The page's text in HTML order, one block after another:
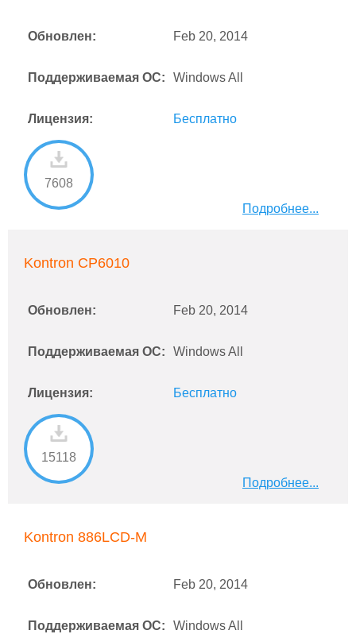
Обновлен: Feb 20, 2014
Поддерживаемая ОС: Windows All
Лицензия: Бесплатно
7608
Подробнее...
Kontron CP6010
Обновлен: Feb 20, 2014
Поддерживаемая ОС: Windows All
Лицензия: Бесплатно
15118
Подробнее...
Kontron 886LCD-M
Обновлен: Feb 20, 2014
Поддерживаемая ОС: Windows All